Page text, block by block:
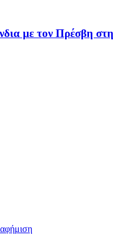
με τον Πρέσβη